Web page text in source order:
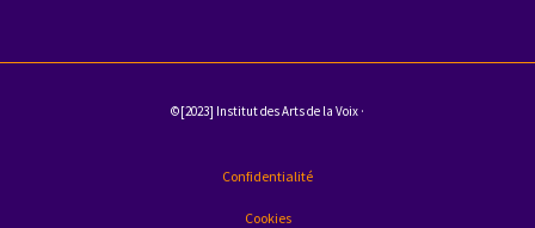
©[2023] Institut des Arts de la Voix ·
Confidentialité
Cookies